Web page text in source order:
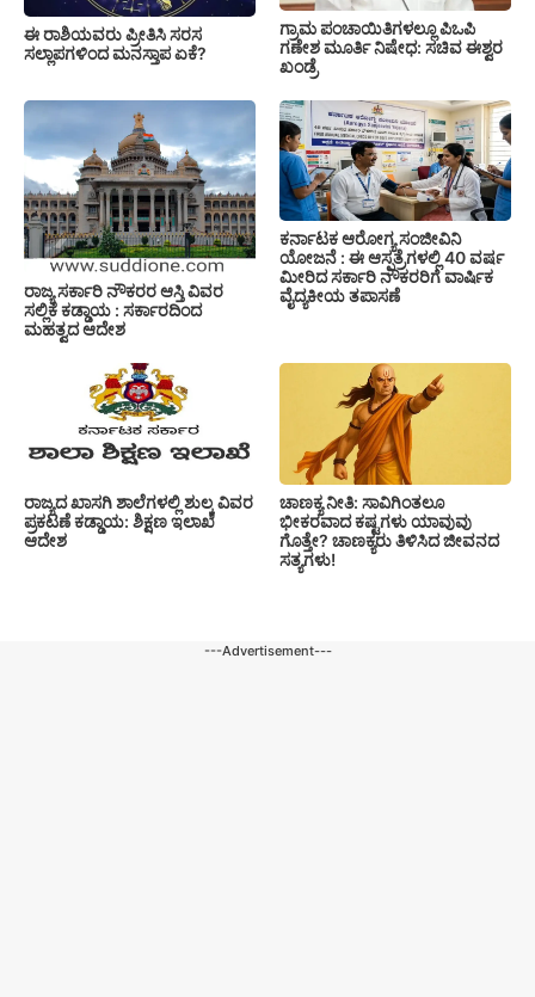
ಈ ರಾಶಿಯವರು ಪ್ರೀತಿಸಿ ಸರಸ
ಸಲ್ಲಾಪಗಳಿಂದ ಮನಸ್ತಾಪ ಏಕೆ?
ಗ್ರಾಮ ಪಂಚಾಯಿತಿಗಳಲ್ಲೂ ಪಿಒಪಿ
ಗಣೇಶ ಮೂರ್ತಿ ನಿಷೇಧ: ಸಚಿವ ಈಶ್ವರ
ಖಂಡ್ರೆ
ರಾಜ್ಯ ಸರ್ಕಾರಿ ನೌಕರರ ಆಸ್ತಿ ವಿವರ
ಸಲ್ಲಿಕೆ ಕಡ್ಡಾಯ : ಸರ್ಕಾರದಿಂದ
ಮಹತ್ವದ ಆದೇಶ
ಕರ್ನಾಟಕ ಆರೋಗ್ಯ ಸಂಜೀವಿನಿ
ಯೋಜನೆ : ಈ ಆಸ್ಪತ್ರೆಗಳಲ್ಲಿ 40 ವರ್ಷ
ಮೀರಿದ ಸರ್ಕಾರಿ ನೌಕರರಿಗೆ ವಾರ್ಷಿಕ
ವೈದ್ಯಕೀಯ ತಪಾಸಣೆ
ರಾಜ್ಯದ ಖಾಸಗಿ ಶಾಲೆಗಳಲ್ಲಿ ಶುಲ್ಕ ವಿವರ
ಪ್ರಕಟಣೆ ಕಡ್ಡಾಯ: ಶಿಕ್ಷಣ ಇಲಾಖೆ
ಆದೇಶ
ಚಾಣಕ್ಯ ನೀತಿ: ಸಾವಿಗಿಂತಲೂ
ಭೀಕರವಾದ ಕಷ್ಟಗಳು ಯಾವುವು
ಗೊತ್ತೇ? ಚಾಣಕ್ಯರು ತಿಳಿಸಿದ ಜೀವನದ
ಸತ್ಯಗಳು!
---Advertisement---